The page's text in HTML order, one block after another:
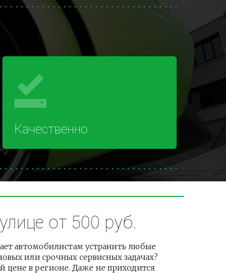
Качественно
от 500 руб.
автомобилистам устранить любые
или срочных сервисных задачах?
в регионе. Даже не приходится